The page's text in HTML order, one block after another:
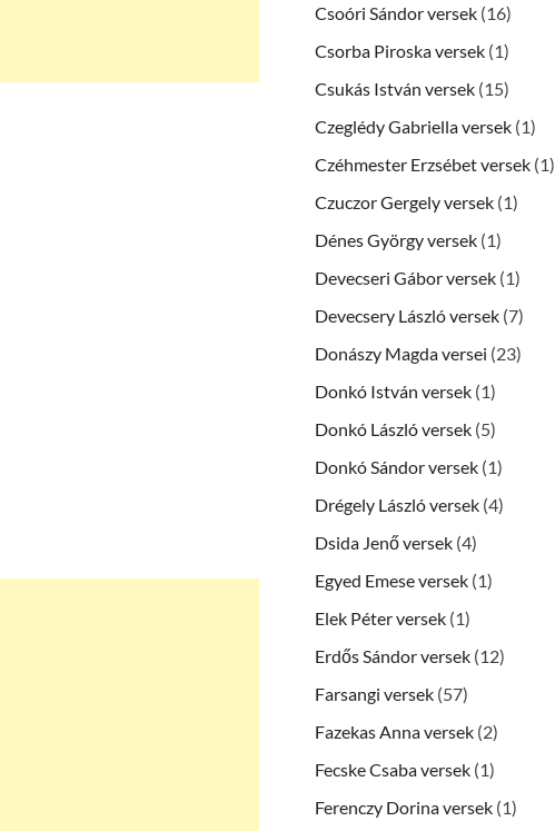
Csoóri Sándor versek (16)
Csorba Piroska versek (1)
Csukás István versek (15)
Czeglédy Gabriella versek (1)
Czéhmester Erzsébet versek (1)
Czuczor Gergely versek (1)
Dénes György versek (1)
Devecseri Gábor versek (1)
Devecsery László versek (7)
Donászy Magda versei (23)
Donkó István versek (1)
Donkó László versek (5)
Donkó Sándor versek (1)
Drégely László versek (4)
Dsida Jenő versek (4)
Egyed Emese versek (1)
Elek Péter versek (1)
Erdős Sándor versek (12)
Farsangi versek (57)
Fazekas Anna versek (2)
Fecske Csaba versek (1)
Ferenczy Dorina versek (1)